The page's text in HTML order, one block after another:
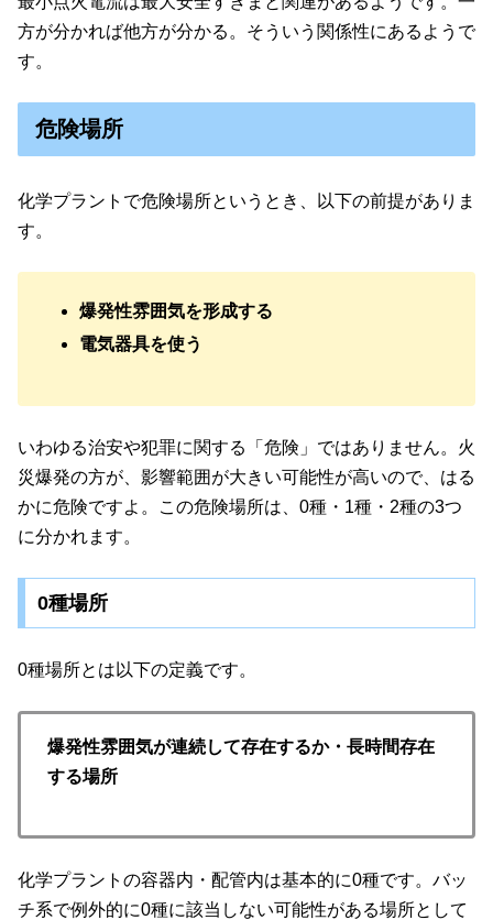
方が分かれば他方が分かる。そういう関係性にあるようで
す。
危険場所
化学プラントで危険場所というとき、以下の前提がありま
す。
爆発性雰囲気を形成する
電気器具を使う
いわゆる治安や犯罪に関する「危険」ではありません。火
災爆発の方が、影響範囲が大きい可能性が高いので、はる
かに危険ですよ。この危険場所は、0種・1種・2種の3つ
に分かれます。
0種場所
0種場所とは以下の定義です。
爆発性雰囲気が連続して存在するか・長時間存在
する場所
化学プラントの容器内・配管内は基本的に0種です。バッ
チ系で例外的に0種に該当しない可能性がある場所として